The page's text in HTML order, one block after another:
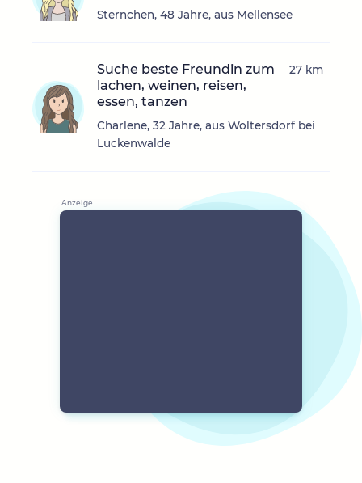
Sternchen, 48 Jahre, aus Mellensee
Suche beste Freundin zum
lachen, weinen, reisen,
essen, tanzen
Charlene, 32 Jahre, aus Woltersdorf bei
Luckenwalde
27 km